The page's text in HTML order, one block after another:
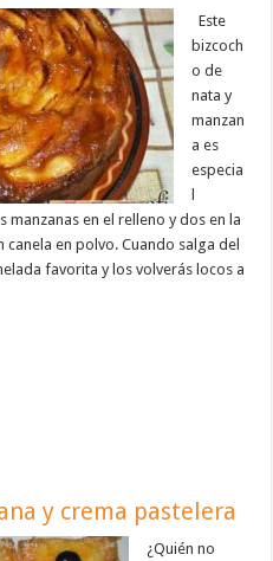
Este
bizcoch
o de
nata y
manzan
a es
especia
manzanas en el relleno y dos en la
en polvo. Cuando salga del
favorita y los volverás locos a
y crema pastelera
¿Quién no